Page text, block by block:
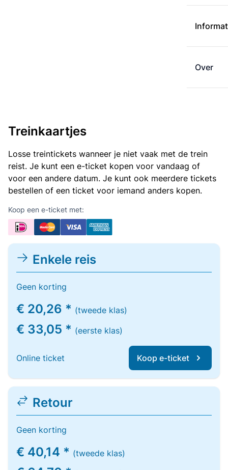
Over
Treinkaartjes
Losse treintickets wanneer je niet vaak met de trein
reist. Je kunt een e-ticket kopen voor vandaag of
voor een andere datum. Je kunt ook meerdere tickets
bestellen of een ticket voor iemand anders kopen.
Koop een e-ticket met:
Enkele reis
Geen korting
€ 20,26 * (tweede klas)
€ 33,05 * (eerste klas)
Online ticket Koop e-ticket
Retour
Geen korting
€ 40,14 * (tweede klas)